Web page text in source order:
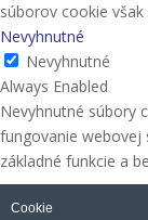
súborov cookie
Nevyhnutné
Nevyhnutné
Always Enabled
Nevyhnutné súbory
fungovanie webovej
základné funkcie a
Cookie